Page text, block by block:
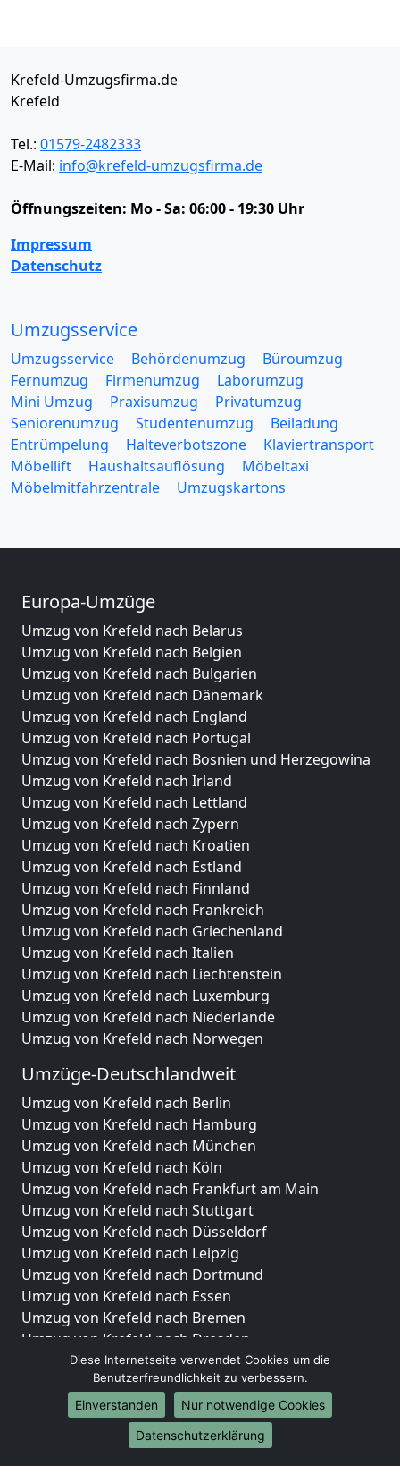
Krefeld-Umzugsfirma.de
Krefeld
Tel.: 01579-2482333
E-Mail: info@krefeld-umzugsfirma.de
Öffnungszeiten: Mo - Sa: 06:00 - 19:30 Uhr
Impressum
Datenschutz
Umzugsservice
Umzugsservice Behördenumzug
Büroumzug
Fernumzug
Firmenumzug
Laborumzug
Mini Umzug
Praxisumzug
Privatumzug
Seniorenumzug
Studentenumzug
Beiladung
Entrümpelung
Halteverbotszone
Klaviertransport
Möbellift
Haushaltsauflösung
Möbeltaxi
Möbelmitfahrzentrale
Umzugskartons
Europa-Umzüge
Umzug von Krefeld nach Belarus
Umzug von Krefeld nach Belgien
Umzug von Krefeld nach Bulgarien
Umzug von Krefeld nach Dänemark
Umzug von Krefeld nach England
Umzug von Krefeld nach Portugal
Umzug von Krefeld nach Bosnien und Herzegowina
Umzug von Krefeld nach Irland
Umzug von Krefeld nach Lettland
Umzug von Krefeld nach Zypern
Umzug von Krefeld nach Kroatien
Umzug von Krefeld nach Estland
Umzug von Krefeld nach Finnland
Umzug von Krefeld nach Frankreich
Umzug von Krefeld nach Griechenland
Umzug von Krefeld nach Italien
Umzug von Krefeld nach Liechtenstein
Umzug von Krefeld nach Luxemburg
Umzug von Krefeld nach Niederlande
Umzug von Krefeld nach Norwegen
Umzüge-Deutschlandweit
Umzug von Krefeld nach Berlin
Umzug von Krefeld nach Hamburg
Umzug von Krefeld nach München
Umzug von Krefeld nach Köln
Umzug von Krefeld nach Frankfurt am Main
Umzug von Krefeld nach Stuttgart
Umzug von Krefeld nach Düsseldorf
Umzug von Krefeld nach Leipzig
Umzug von Krefeld nach Dortmund
Umzug von Krefeld nach Essen
Umzug von Krefeld nach Bremen
Umzug von Krefeld nach Dresden
Umzug von Krefeld nach Hannover
Umzug von Krefeld nach Nürnberg
Umzug von Krefeld nach Duisburg
Umzug von Krefeld nach Bochum
Umzug von Krefeld nach Wuppertal
Diese Internetseite verwendet Cookies um die
Benutzerfreundlichkeit zu verbessern.
Einverstanden
Nur notwendige Cookies
Datenschutzerklärung